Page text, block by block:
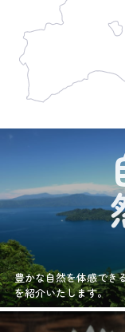
豊かな自然を体感でき
を紹介いたします。